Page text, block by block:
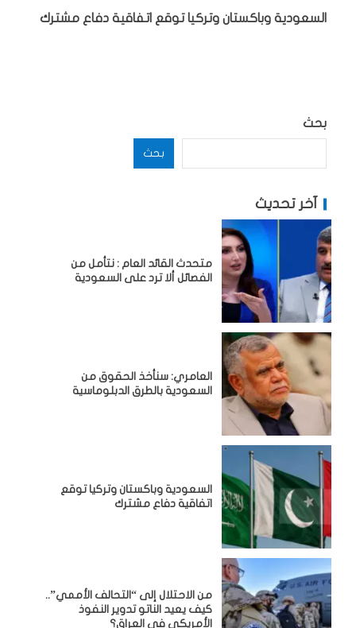
السعودية وباكستان وتركيا توقع اتفاقية دفاع مشترك
بحث
بحث
آخر تحديث
متحدث القائد العام : نتأمل من
الفصائل ألا ترد على السعودية
العامري: سنأخذ الحقوق من
السعودية بالطرق الدبلوماسية
السعودية وباكستان وتركيا توقع
اتفاقية دفاع مشترك
من الاحتلال إلى “التحالف الأممي”..
كيف يعيد الناتو تدوير النفوذ
الأمريكي في العراق؟